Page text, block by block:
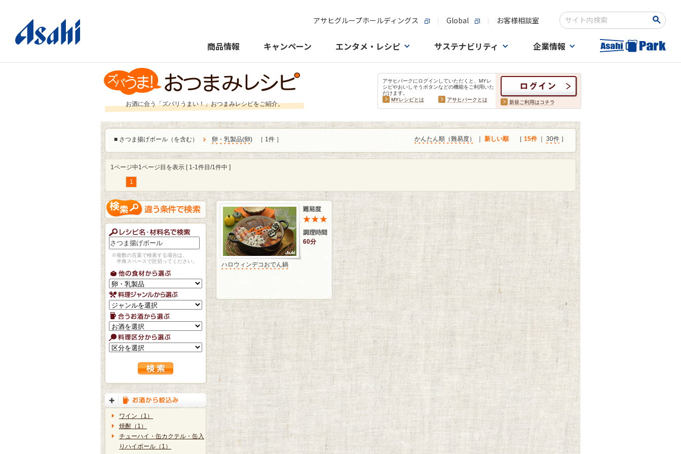
アサヒグループホールディングス Global お客様相談室
検索キーワード入力
商品情報 キャンペーン エンタメ・レシピ サステナビリティ 企業情報
お酒に合う「ズバリうまい！」おつまみレシピをご紹介。
アサヒパークにログインしていただくと、MYレ
シピやおいしそうボタンなどの機能をご利用いた
だけます。
MYレシピとは
アサヒパークとは 新規ご利用はコチラ
■ さつま揚げボール（を含む） 卵・乳製品(卵) ［ 1件 ］ かんたん順（難易度） 新しい順 ［ 15件｜ 30件 ］
1ページ中1ページ目を表示 [ 1-1件目/1件中 ]
1
※複数の言葉で検索する場合は、
半角スペースで区切ってください。
ワイン（1）
焼酎（1）
チューハイ・缶カクテル・缶入
りハイボール（1）
60分
ハロウィンデコおでん鍋